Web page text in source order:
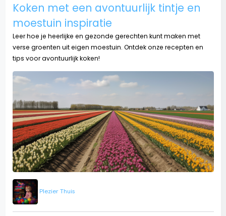
Koken met een avontuurlijk tintje en
moestuin inspiratie
Leer hoe je heerlijke en gezonde gerechten kunt maken met
verse groenten uit eigen moestuin. Ontdek onze recepten en
tips voor avontuurlijk koken!
Plezier Thuis